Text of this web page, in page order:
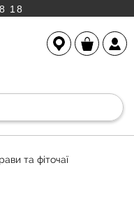
18
та фіточаї